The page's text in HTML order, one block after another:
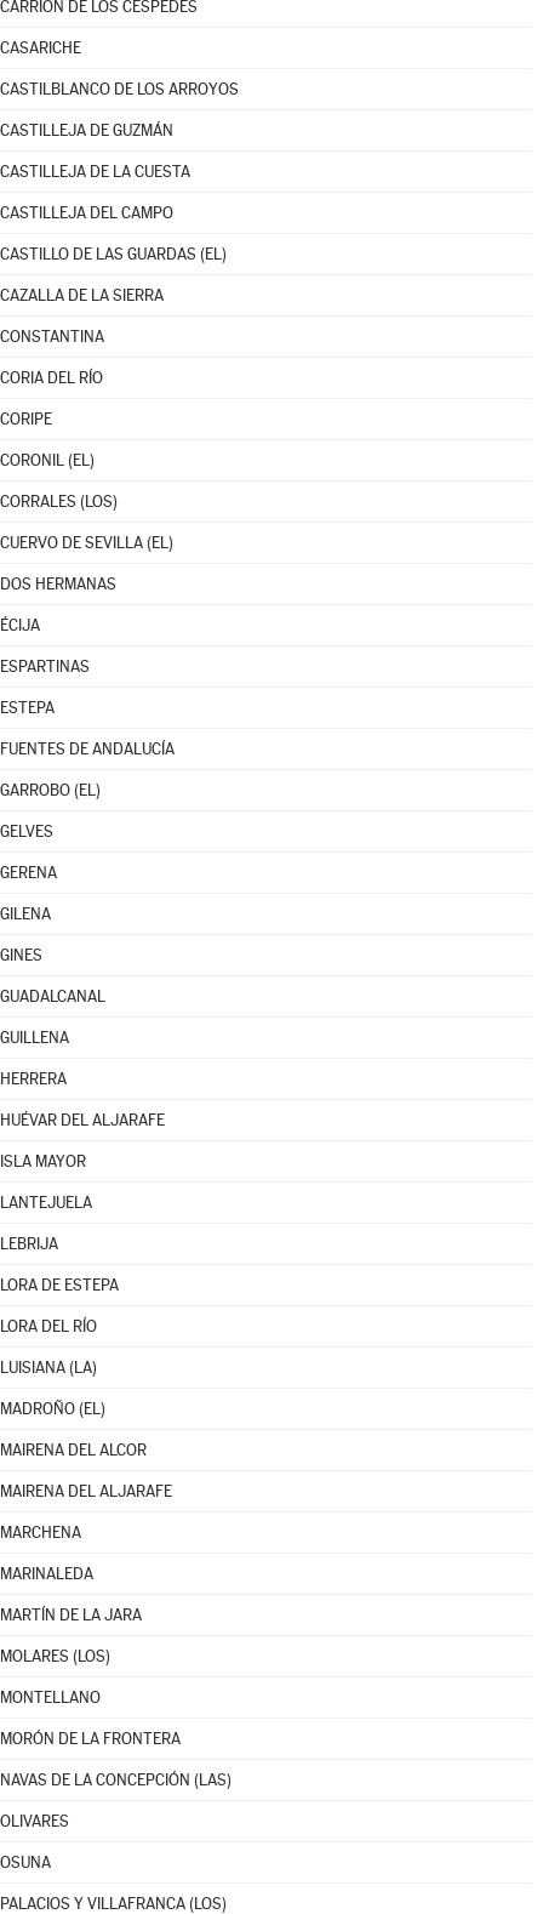
CARRIÓN DE LOS CÉSPEDES
CASARICHE
CASTILBLANCO DE LOS ARROYOS
CASTILLEJA DE GUZMÁN
CASTILLEJA DE LA CUESTA
CASTILLEJA DEL CAMPO
CASTILLO DE LAS GUARDAS (EL)
CAZALLA DE LA SIERRA
CONSTANTINA
CORIA DEL RÍO
CORIPE
CORONIL (EL)
CORRALES (LOS)
CUERVO DE SEVILLA (EL)
DOS HERMANAS
ÉCIJA
ESPARTINAS
ESTEPA
FUENTES DE ANDALUCÍA
GARROBO (EL)
GELVES
GERENA
GILENA
GINES
GUADALCANAL
GUILLENA
HERRERA
HUÉVAR DEL ALJARAFE
ISLA MAYOR
LANTEJUELA
LEBRIJA
LORA DE ESTEPA
LORA DEL RÍO
LUISIANA (LA)
MADROÑO (EL)
MAIRENA DEL ALCOR
MAIRENA DEL ALJARAFE
MARCHENA
MARINALEDA
MARTÍN DE LA JARA
MOLARES (LOS)
MONTELLANO
MORÓN DE LA FRONTERA
NAVAS DE LA CONCEPCIÓN (LAS)
OLIVARES
OSUNA
PALACIOS Y VILLAFRANCA (LOS)